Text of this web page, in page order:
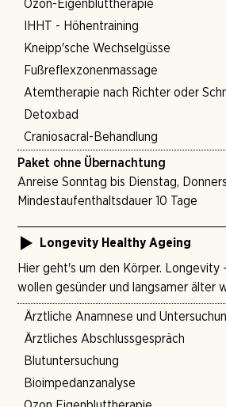
Ozon-Eigenbluttherapie
IHHT - Höhentraining
Kneipp'sche Wechselgüsse
Fußreflexzonenmassage
Atemtherapie nach Richter oder
Detoxbad
Craniosacral-Behandlung
Paket ohne Übernachtung
Anreise Sonntag bis Dienstag,
Mindestaufenthaltsdauer 10 Tage
Longevity Healthy Ageing
Hier geht's um den Körper. Longevity
wollen gesünder und langsamer älter
Ärztliche Anamnese und
Ärztliches Abschlussgespräch
Blutuntersuchung
Bioimpedanzanalyse